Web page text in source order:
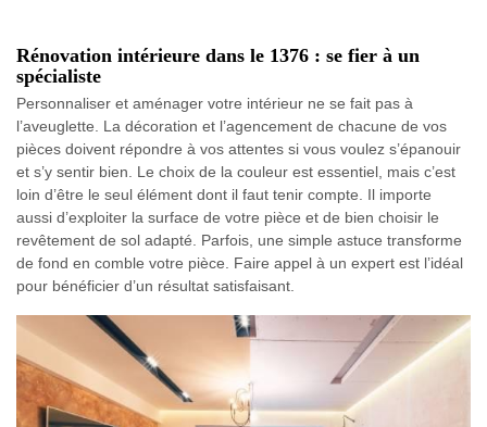
Rénovation intérieure dans le 1376 : se fier à un
spécialiste
Personnaliser et aménager votre intérieur ne se fait pas à
l’aveuglette. La décoration et l’agencement de chacune de vos
pièces doivent répondre à vos attentes si vous voulez s’épanouir
et s’y sentir bien. Le choix de la couleur est essentiel, mais c’est
loin d’être le seul élément dont il faut tenir compte. Il importe
aussi d’exploiter la surface de votre pièce et de bien choisir le
revêtement de sol adapté. Parfois, une simple astuce transforme
de fond en comble votre pièce. Faire appel à un expert est l’idéal
pour bénéficier d’un résultat satisfaisant.